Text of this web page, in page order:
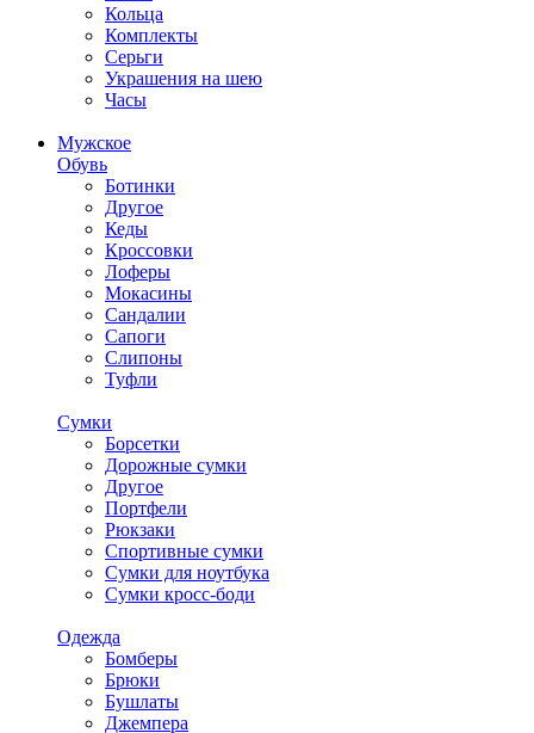
Кольца
Комплекты
Серьги
Украшения на шею
Часы
Мужское
Обувь
Ботинки
Другое
Кеды
Кроссовки
Лоферы
Мокасины
Сандалии
Сапоги
Слипоны
Туфли
Сумки
Борсетки
Дорожные сумки
Другое
Портфели
Рюкзаки
Спортивные сумки
Сумки для ноутбука
Сумки кросс-боди
Одежда
Бомберы
Брюки
Бушлаты
Джемпера